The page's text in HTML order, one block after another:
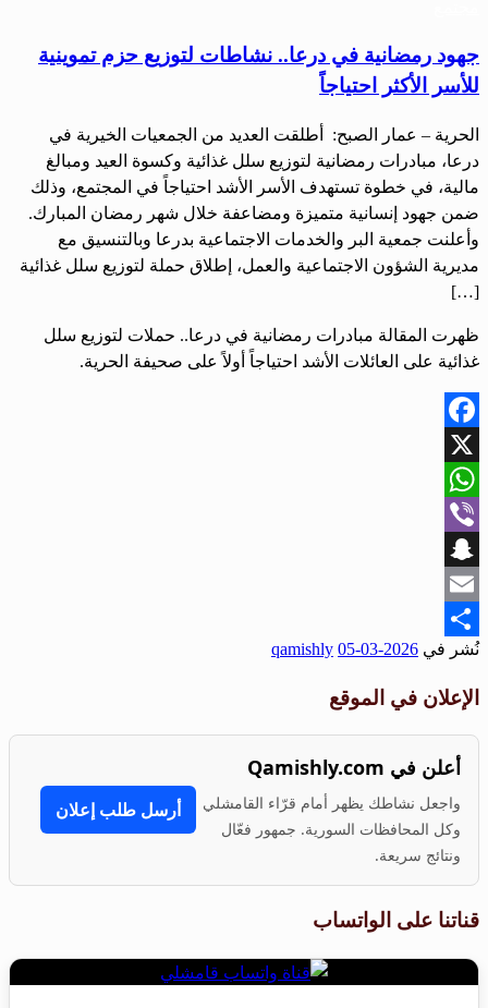
جهود رمضانية في درعا.. نشاطات لتوزيع حزم تموينية
للأسر الأكثر احتياجاً
الحرية – عمار الصبح: أطلقت العديد من الجمعيات الخيرية في
درعا، مبادرات رمضانية لتوزيع سلل غذائية وكسوة العيد ومبالغ
مالية، في خطوة تستهدف الأسر الأشد احتياجاً في المجتمع، وذلك
ضمن جهود إنسانية متميزة ومضاعفة خلال شهر رمضان المبارك.
وأعلنت جمعية البر والخدمات الاجتماعية بدرعا وبالتنسيق مع
مديرية الشؤون الاجتماعية والعمل، إطلاق حملة لتوزيع سلل غذائية
[…]
ظهرت المقالة مبادرات رمضانية في درعا.. حملات لتوزيع سلل
غذائية على العائلات الأشد احتياجاً أولاً على صحيفة الحرية.
Facebook
X
WhatsApp
Viber
Snapchat
Email
Share
نُشر في 2026-03-05
qamishly
الإعلان في الموقع
أعلن في Qamishly.com
واجعل نشاطك يظهر أمام قرّاء القامشلي
وكل المحافظات السورية. جمهور فعّال
ونتائج سريعة.
أرسل طلب إعلان
قناتنا على الواتساب